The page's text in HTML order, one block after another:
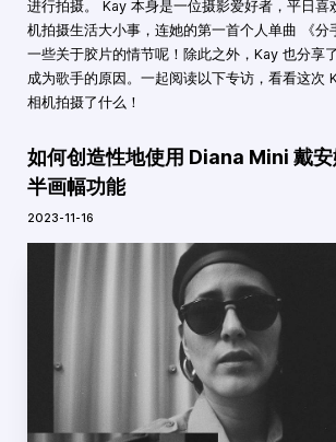
进行拍摄。 Kay 本身是一位摄影爱好者，平日喜
机拍摄生活大小事，连她的第一首个人单曲 《分
一些关于胶片的情节呢！除此之外，Kay 也分享
成为歌手的原因。一起阅读以下专访，看看这次
相机拍摄了什么！
如何创造性地使用 Diana Mini 戴
半画幅功能
2023-11-16